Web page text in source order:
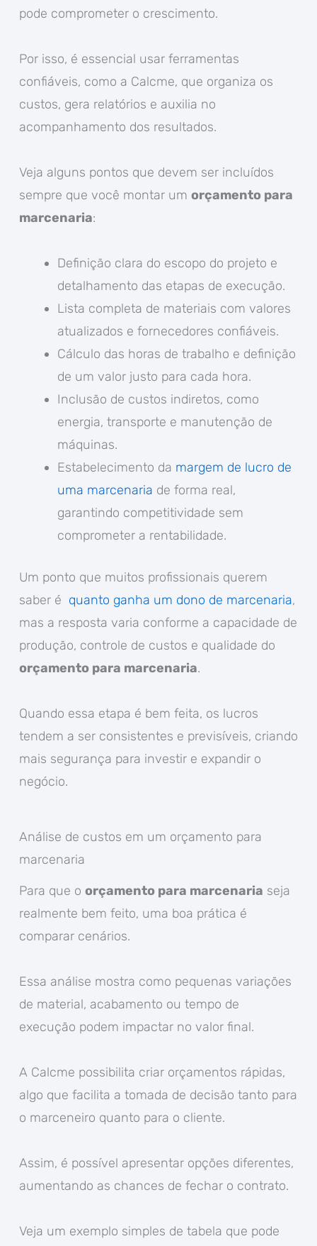
pode comprometer o crescimento.
Por isso, é essencial usar ferramentas
confiáveis, como a Calcme, que organiza os
custos, gera relatórios e auxilia no
acompanhamento dos resultados.
Veja alguns pontos que devem ser incluídos
sempre que você montar um orçamento para
marcenaria:
Definição clara do escopo do projeto e
detalhamento das etapas de execução.
Lista completa de materiais com valores
atualizados e fornecedores confiáveis.
Cálculo das horas de trabalho e definição
de um valor justo para cada hora.
Inclusão de custos indiretos, como
energia, transporte e manutenção de
máquinas.
Estabelecimento da margem de lucro de
uma marcenaria de forma real,
garantindo competitividade sem
comprometer a rentabilidade.
Um ponto que muitos profissionais querem
saber é quanto ganha um dono de marcenaria,
mas a resposta varia conforme a capacidade de
produção, controle de custos e qualidade do
orçamento para marcenaria.
Quando essa etapa é bem feita, os lucros
tendem a ser consistentes e previsíveis, criando
mais segurança para investir e expandir o
negócio.
Análise de custos em um orçamento para
marcenaria
Para que o orçamento para marcenaria seja
realmente bem feito, uma boa prática é
comparar cenários.
Essa análise mostra como pequenas variações
de material, acabamento ou tempo de
execução podem impactar no valor final.
A Calcme possibilita criar orçamentos rápidas,
algo que facilita a tomada de decisão tanto para
o marceneiro quanto para o cliente.
Assim, é possível apresentar opções diferentes,
aumentando as chances de fechar o contrato.
Veja um exemplo simples de tabela que pode